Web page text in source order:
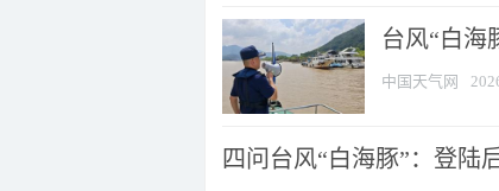
台风“白海
中国天气网
四问台风“白海豚”：登陆